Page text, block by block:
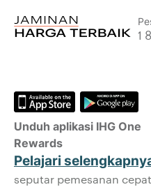
1
Unduh aplikasi IHG One
Rewards
Pelajari
seputar pemesanan
Jaminan Reservasi
Kamar Anda
apa pun untuk
langsung dengan
Privasi Data dan
IHG memperlakukan
serius dan berusaha